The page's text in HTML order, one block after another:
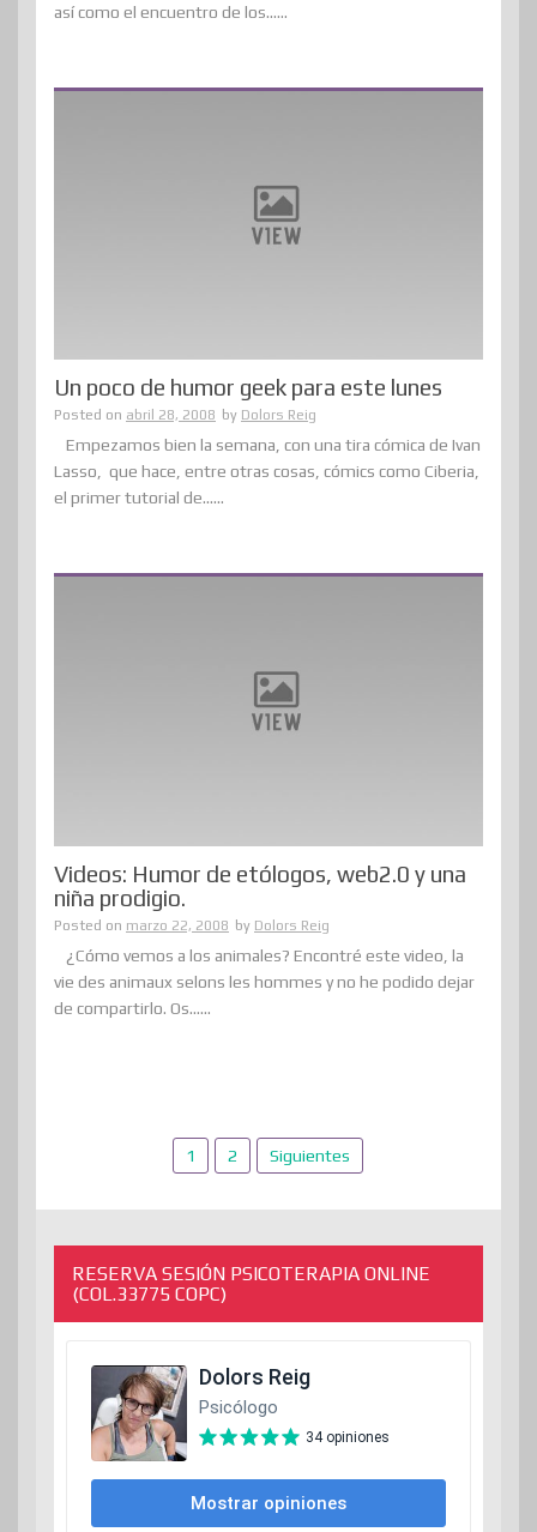
así como el encuentro de los......
Un poco de humor geek para este lunes
Posted on abril 28, 2008 by Dolors Reig
Empezamos bien la semana, con una tira cómica de Ivan
Lasso, que hace, entre otras cosas, cómics como Ciberia,
el primer tutorial de......
Videos: Humor de etólogos, web2.0 y una
niña prodigio.
Posted on marzo 22, 2008 by Dolors Reig
¿Cómo vemos a los animales? Encontré este video, la
vie des animaux selons les hommes y no he podido dejar
de compartirlo. Os......
Paginación
entradas
1 2 Siguientes
RESERVA SESIÓN PSICOTERAPIA ONLINE
(COL.33775 COPC)